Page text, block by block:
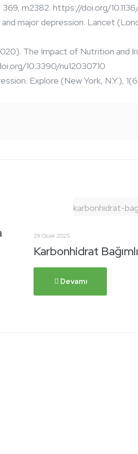
m2382. https://doi.org/
major depression. Lancet
The Impact of Nutrition
10.3390/nu12030710
Explore (New York, N.Y.),
karbonhidrat-
29 Ocak 2025
Karbonhidrat
Devamı